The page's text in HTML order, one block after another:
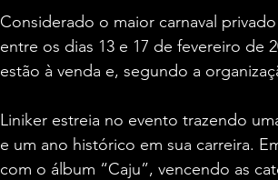
Considerado o maior carnaval
entre os dias 13 e 17 de fevereiro de
estão à venda e, segundo a
Liniker estreia no evento trazendo
e um ano histórico em sua carreira.
com o álbum “Caju”, vencendo as